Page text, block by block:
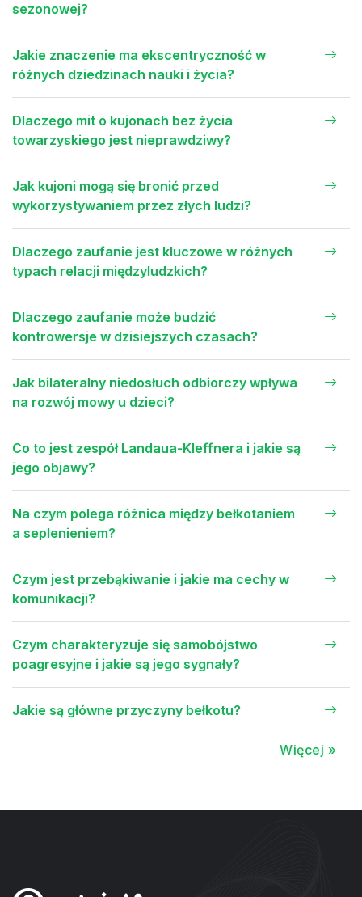
sezonowej?
Jakie znaczenie ma ekscentryczność w
różnych dziedzinach nauki i życia?
Dlaczego mit o kujonach bez życia
towarzyskiego jest nieprawdziwy?
Jak kujoni mogą się bronić przed
wykorzystywaniem przez złych ludzi?
Dlaczego zaufanie jest kluczowe w różnych
typach relacji międzyludzkich?
Dlaczego zaufanie może budzić
kontrowersje w dzisiejszych czasach?
Jak bilateralny niedosłuch odbiorczy wpływa
na rozwój mowy u dzieci?
Co to jest zespół Landaua-Kleffnera i jakie są
jego objawy?
Na czym polega różnica między bełkotaniem
a seplenieniem?
Czym jest przebąkiwanie i jakie ma cechy w
komunikacji?
Czym charakteryzuje się samobójstwo
poagresyjne i jakie są jego sygnały?
Jakie są główne przyczyny bełkotu?
Więcej »